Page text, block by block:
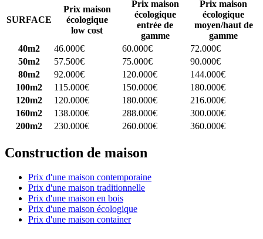
SURFACE
Prix maison
écologique
low cost
Prix maison
écologique
entrée de
gamme
Prix maison
écologique
moyen/haut de
gamme
40m2
46.000€ 60.000€
72.000€
50m2
57.500€ 75.000€
90.000€
80m2
92.000€ 120.000€
144.000€
100m2
115.000€ 150.000€
180.000€
120m2
120.000€ 180.000€
216.000€
160m2
138.000€ 288.000€
300.000€
200m2
230.000€ 260.000€ 360.000€
Construction de maison
Prix d'une maison contemporaine
Prix d'une maison traditionnelle
Prix d'une maison en bois
Prix d'une maison écologique
Prix d'une maison container